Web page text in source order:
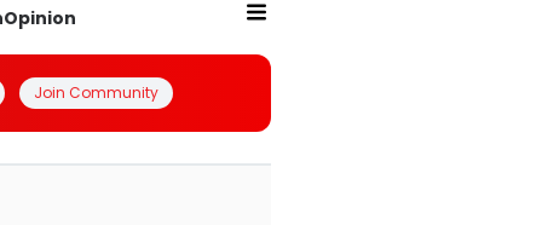
Opinion
Join Community